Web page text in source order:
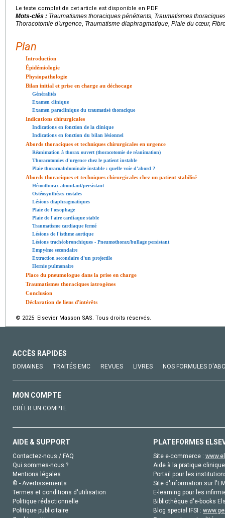
Le texte complet de cet article est disponible en PDF.
Mots-clés : Traumatismes thoraciques pénétrants, Traumatismes
Thoracotomie d'urgence, Traumatisme diaphragmatique, Plaie du cœur,
Plan
Introduction
Épidémiologie
Physiopathologie
Bilan initial et prise en charge au déchocage
Généralités
Examen clinique
Examen paraclinique du traumatisé thoracique
Indications chirurgicales
Indications en fonction de la clinique
Indications en fonction du bilan lésionnel
Abords thoraciques et techniques chirurgicales en urgence
Réanimation à thorax ouvert (thoracotomie de réanimation)
Thoracotomies d'urgence chez le patient instable
Plaie thoracoabdominale instable : quelle voie d'abord ?
Abords thoraciques et techniques chirurgicales chez un patient stabilisé
Hémothorax abondant/persistant
Ostéosynthèses costales
Lésions diaphragmatiques
Plaie de l'œsophage
Plaie de l'aire cardiaque stable
Traumatisme cardiaque fermé
Lésions de l'isthme aortique
Lésions trachéobronchiques - Pneumothorax/bullage persistant
Empyème secondaire
Extraction secondaire d'un projectile
Hernie pulmonaire
Place du pneumologue dans la prise en charge
Traumatismes thoraciques iatrogènes
Conclusion
Déclaration de liens d'intérêts
© 2025 Elsevier Masson SAS. Tous droits réservés.
ACCÈS RAPIDES
DOMAINES TRAITÉS EMC REVUES LIVRES NOS FORMULES
MON COMPTE
CRÉER UN COMPTE
AIDE & SUPPORT
Contactez-nous / FAQ
Qui sommes-nous ?
Mentions légales
© - Avertissements
Termes et conditions d'utilisation
Politique rédactionnelle
Politique publicitaire
PLATEFORMES
Site e-commerce :
Aide à la pratique
Portail pour les
Site d'information sur
E-learning pour les
Bibliothèque d'e-books
Blog special IFSI :